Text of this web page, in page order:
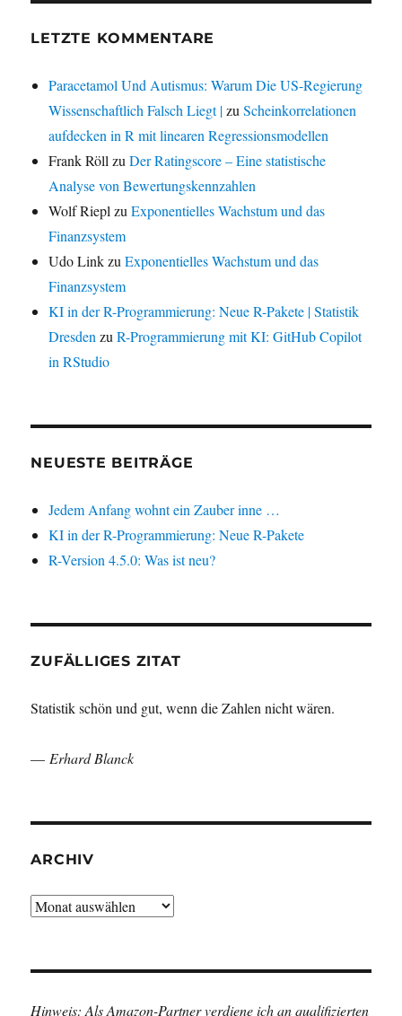
LETZTE KOMMENTARE
Paracetamol Und Autismus: Warum Die US-Regierung
Wissenschaftlich Falsch Liegt |zuScheinkorrelationen
aufdecken in R mit linearen Regressionsmodellen
Frank Röll zuDer Ratingscore – Eine statistische
Analyse von Bewertungskennzahlen
Wolf Riepl zuExponentielles Wachstum und das
Finanzsystem
Udo LinkzuExponentielles Wachstum und das
Finanzsystem
KI in der R-Programmierung: Neue R-Pakete | Statistik
Dresden zuR-Programmierung mit KI: GitHub Copilot
in RStudio
NEUESTE BEITRÄGE
Jedem Anfang wohnt ein Zauber inne …
KI in der R-Programmierung: Neue R-Pakete
R-Version 4.5.0: Was ist neu?
ZUFÄLLIGES ZITAT
Statistik schön und gut, wenn die Zahlen nicht wären.
— Erhard Blanck
ARCHIV
Archiv
Hinweis: Als Amazon-Partner verdiene ich an qualifizierten